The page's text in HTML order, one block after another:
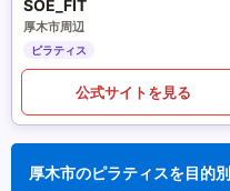
SOE_FIT
厚木市周辺
ピラティス
公式サイトを見る
厚木市のピラティスを目的